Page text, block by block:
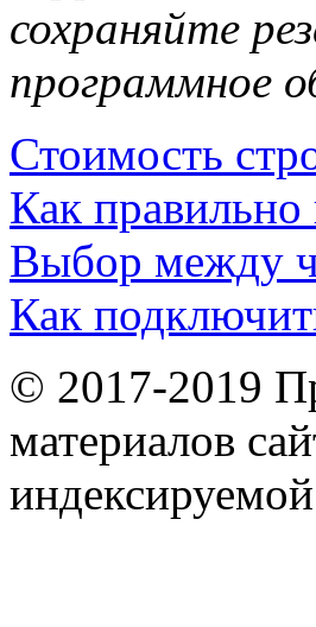
сохраняйте
программное
Стоимость
Как правильно
Выбор между
Как
© 2017-2019
материалов